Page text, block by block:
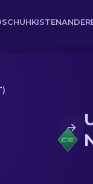
KISTEN